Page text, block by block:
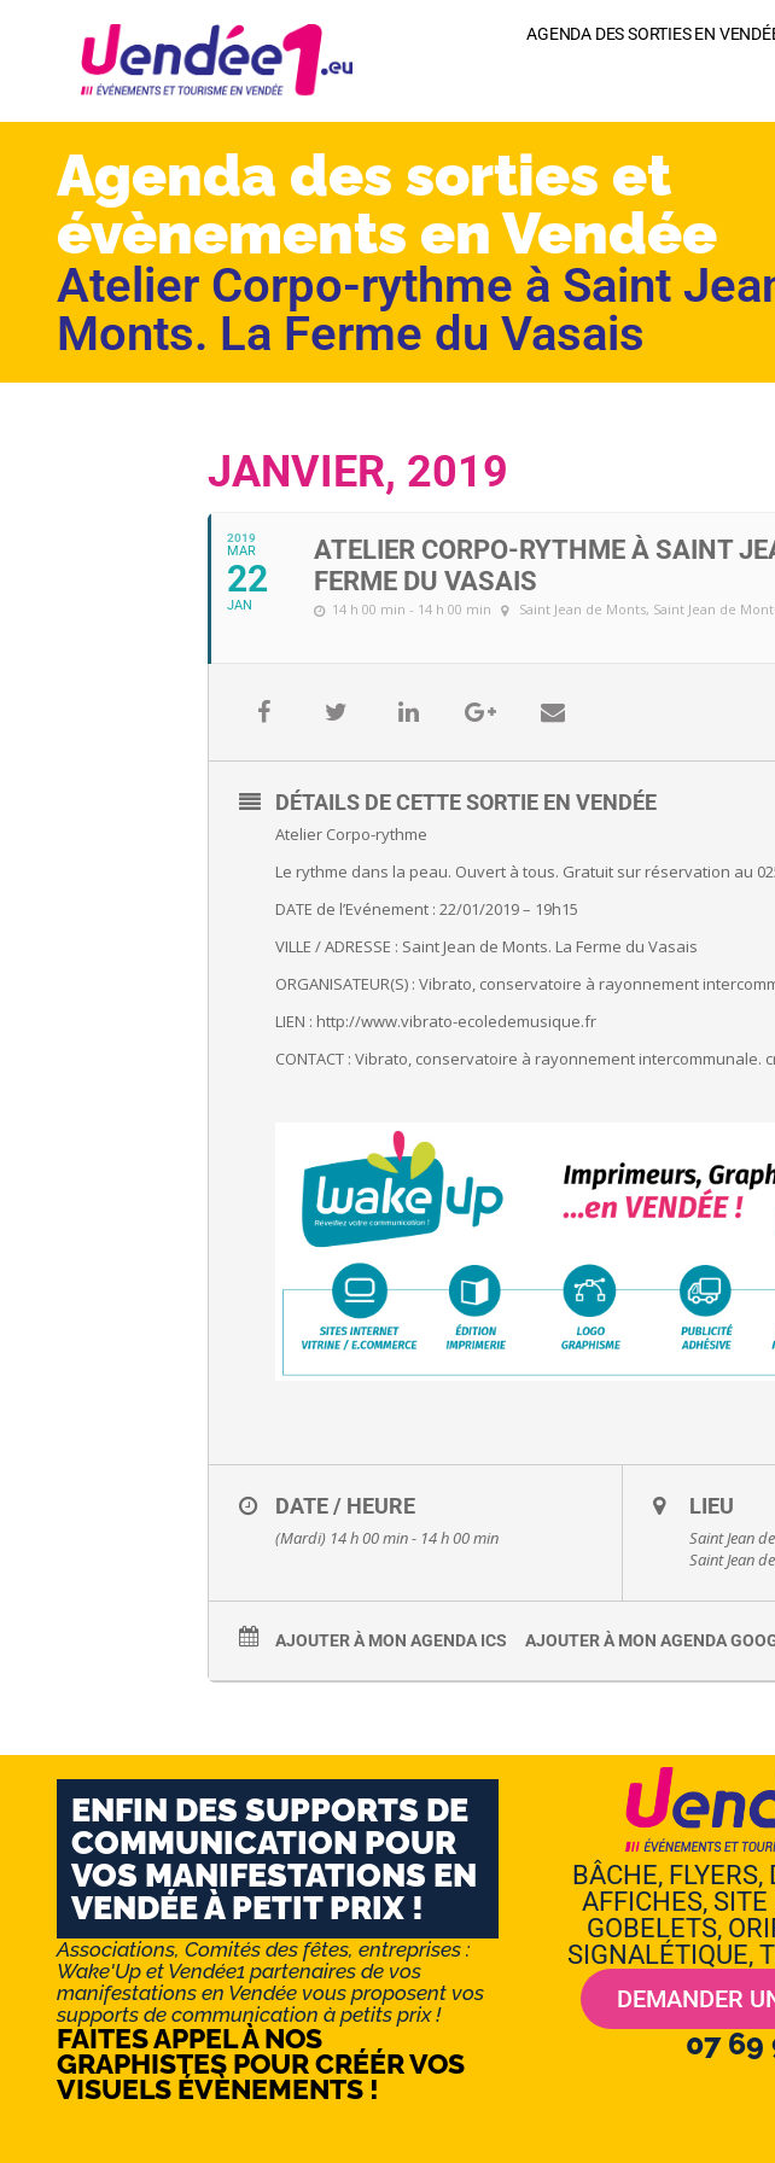
AGENDA DES SORTIES EN
Agenda des sorties et
évènements en Vendée
Atelier Corpo-rythme à Saint
Monts. La Ferme du Vasais
JANVIER, 2019
2019
MAR
22
JAN
ATELIER CORPO-RYTHME À SAINT
FERME DU VASAIS
14 h 00 min - 14 h 00 min Saint Jean de Monts, Saint Jean de
DÉTAILS DE CETTE SORTIE EN VENDÉE
Atelier Corpo-rythme
Le rythme dans la peau. Ouvert à tous. Gratuit sur réservation au
DATE de l’Evénement : 22/01/2019 – 19h15
VILLE / ADRESSE : Saint Jean de Monts. La Ferme du Vasais
ORGANISATEUR(S) : Vibrato, conservatoire à rayonnement
LIEN : http://www.vibrato-ecoledemusique.fr
CONTACT : Vibrato, conservatoire à rayonnement intercommunale.
DATE / HEURE
(Mardi) 14 h 00 min - 14 h 00 min
LIEU
Saint Jean
Saint Jean
AJOUTER À MON AGENDA ICS AJOUTER À MON AGENDA
ENFIN DES SUPPORTS DE
COMMUNICATION POUR
VOS MANIFESTATIONS EN
VENDÉE À PETIT PRIX !
Associations, Comités des fêtes, entreprises :
Wake'Up et Vendée1 partenaires de vos
manifestations en Vendée vous proposent vos
supports de communication à petits prix !
FAITES APPEL À NOS
GRAPHISTES POUR CRÉÉR VOS
VISUELS ÉVÈNEMENTS !
BÂCHE,
AFFICHES,
GOBELETS,
SIGNALÉTIQUE,
DEMANDER
07 69